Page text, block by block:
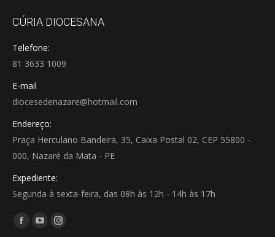
CÚRIA DIOCESANA
Telefone:
81 3633 1009
E-mail
diocesedenazare@hotmail.com
Endereço:
Praça Herculano Bandeira, 35, Caixa Postal 02, CEP 55800 -
000, Nazaré da Mata - PE
Expediente:
Segunda à sexta-feira, das 08h às 12h - 14h às 17h
Encontre-nos em:
Facebook
YouTubeInstagram